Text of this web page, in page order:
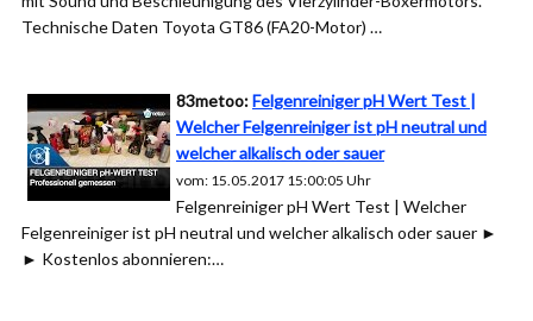
Technische Daten Toyota GT86 (FA20-Motor) …
83metoo:Felgenreiniger pH Wert Test |
Welcher Felgenreiniger ist pH neutral und
welcher alkalisch oder sauer
vom: 15.05.2017 15:00:05 Uhr
Felgenreiniger pH Wert Test | Welcher
Felgenreiniger ist pH neutral und welcher alkalisch oder sauer ►
► Kostenlos abonnieren:…